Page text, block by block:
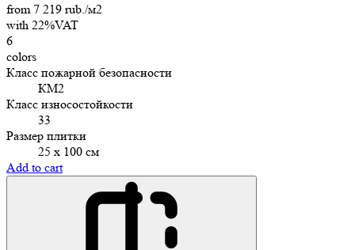
from 7 219 rub./м2
with 22%VAT
6
colors
Класс пожарной безопасности
КМ2
Класс износостойкости
33
Размер плитки
25 х 100 см
Add to cart